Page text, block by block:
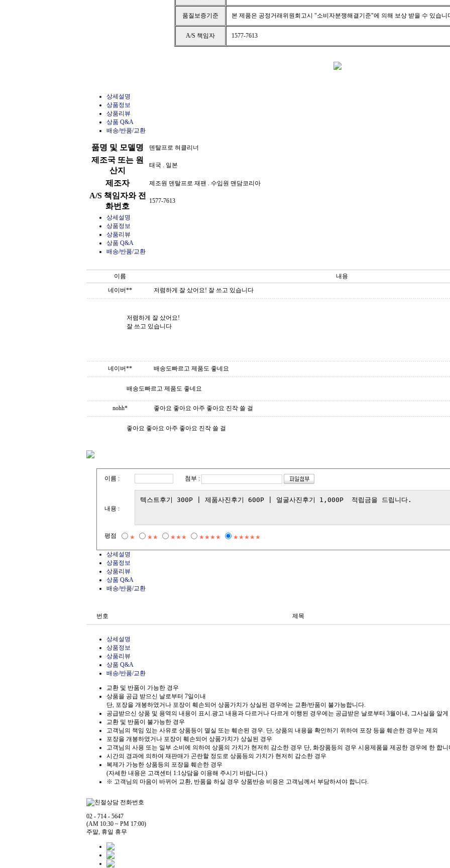
품질보증기준 본 제품은 공정거래위원회고시 "소비자분쟁해결기준"에 의해 보상 받을 수 있습니
A/S 책임자 1577-7613
상세설명
상품정보
상품리뷰
상품 Q&A
배송/반품/교환
품명 및 모델명 덴탈프로 혀클리너
제조국 또는 원
산지
태국 . 일본
제조자 제조원 덴탈프로 재팬 . 수입원 맨담코리아
A/S 책임자와 전
화번호
1577-7613
상세설명
상품정보
상품리뷰
상품 Q&A
배송/반품/교환
이름
내용
네이버**
저렴하게 잘 샀어요! 잘 쓰고 있습니다
저렴하게 잘 샀어요!
잘 쓰고 있습니다
네이버** 배송도빠르고 제품도 좋네요
배송도빠르고 제품도 좋네요
nohh* 좋아요 좋아요 아주 좋아요 진작 쓸 걸
좋아요 좋아요 아주 좋아요 진작 쓸 걸
이름 : 첨부 :
내용 :
평점 ★ ★★ ★★★ ★★★★ ★★★★★
상세설명
상품정보
상품리뷰
상품 Q&A
배송/반품/교환
번호 제목
상세설명
상품정보
상품리뷰
상품 Q&A
배송/반품/교환
교환 및 반품이 가능한 경우
상품을 공급 받으신 날로부터 7일이내
단, 포장을 개봉하였거나 포장이 훼손되어 상품가치가 상실된 경우에는 교환/반품이 불가능합니다.
공급받으신 상품 및 용역의 내용이 표시.광고 내용과 다르거나 다르게 이행된 경우에는 공급받은 날로부터 3월이내, 그사실을 알
교환 및 반품이 불가능한 경우
고객님의 책임 있는 사유로 상품등이 멸실 또는 훼손된 경우. 단, 상품의 내용을 확인하기 위하여 포장 등을 훼손한 경우는 제외
포장을 개봉하였거나 포장이 훼손되어 상품가치가 상실된 경우
고객님의 사용 또는 일부 소비에 의하여 상품의 가치가 현저히 감소한 경우 단, 화장품등의 경우 시용제품을 제공한 경우에 한 합니
시간의 경과에 의하여 재판매가 곤란할 정도로 상품등의 가치가 현저히 감소한 경우
복제가 가능한 상품등의 포장을 훼손한 경우
(자세한 내용은 고객센터 1:1상담을 이용해 주시기 바랍니다.)
※ 고객님의 마음이 바뀌어 교환, 반품을 하실 경우 상품반송 비용은 고객님께서 부담하셔야 합니다.
02 - 714 - 5647
(AM 10:30 ~ PM 17:00)
주말, 휴일 휴무